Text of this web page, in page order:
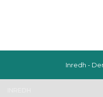
INREDH